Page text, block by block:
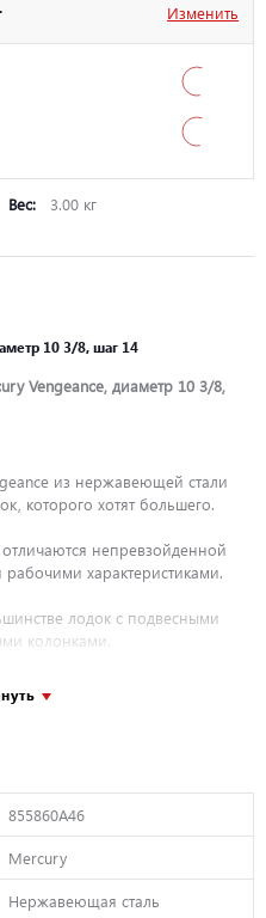
Изменить
Вес:
3.00 кг
10 3/8, шаг 14
Vengeance, диаметр 10 3/8,
из нержавеющей стали
которого хотят большего.
непревзойденной
характеристиками.
лодок с подвесными
колонками.
и поворотно-откидным
по сравнению с 3-лопастными
10 3/8, шаг 14 –
Цена со скидкой 73624
номер запчасти
855860A46
Mercury
Нержавеющая сталь